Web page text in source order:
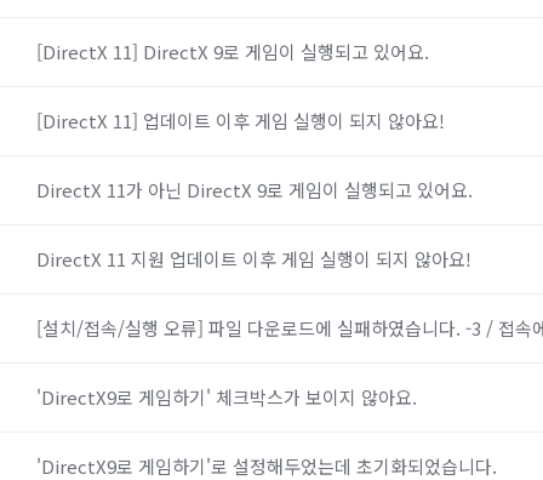
[DirectX 11] DirectX 9로 게임이 실행되고 있어요.
[DirectX 11] 업데이트 이후 게임 실행이 되지 않아요!
DirectX 11가 아닌 DirectX 9로 게임이 실행되고 있어요.
DirectX 11 지원 업데이트 이후 게임 실행이 되지 않아요!
[설치/접속/실행 오류] 파일 다운로드에 실패하였습니다. -3 / 접속
'DirectX9로 게임하기' 체크박스가 보이지 않아요.
'DirectX9로 게임하기'로 설정해두었는데 초기화되었습니다.